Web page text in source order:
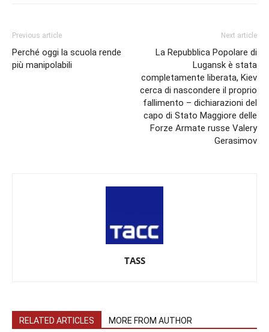
Previous article
Perché oggi la scuola rende
più manipolabili
Next article
La Repubblica Popolare di
Lugansk è stata
completamente liberata, Kiev
cerca di nascondere il proprio
fallimento – dichiarazioni del
capo di Stato Maggiore delle
Forze Armate russe Valery
Gerasimov
TASS
RELATED ARTICLES MORE FROM AUTHOR